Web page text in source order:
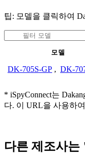
팁: 모델을 클릭하여
모델
DK-705S-GP , DK-
* iSpyConnect는
다. 이 URL을 사용하
다른 제조사